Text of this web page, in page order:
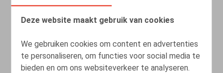
Deze website maakt gebruik van cookies
We gebruiken cookies om content en advertenties
te personaliseren, om functies voor social media te
bieden en om ons websiteverkeer te analyseren.
22.02.2022